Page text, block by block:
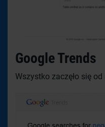
Google Trends
Wszystko zaczęło się